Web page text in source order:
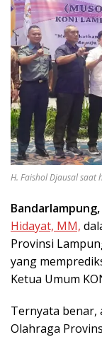
H. Faishol Djausal saat
Hidayat, MM,
Provinsi
yang
Ketua Umum
Ternyata benar,
Olahraga